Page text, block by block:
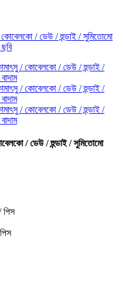
/ ডেউ / হুন্ডাই / সুমিতোমো
পিস